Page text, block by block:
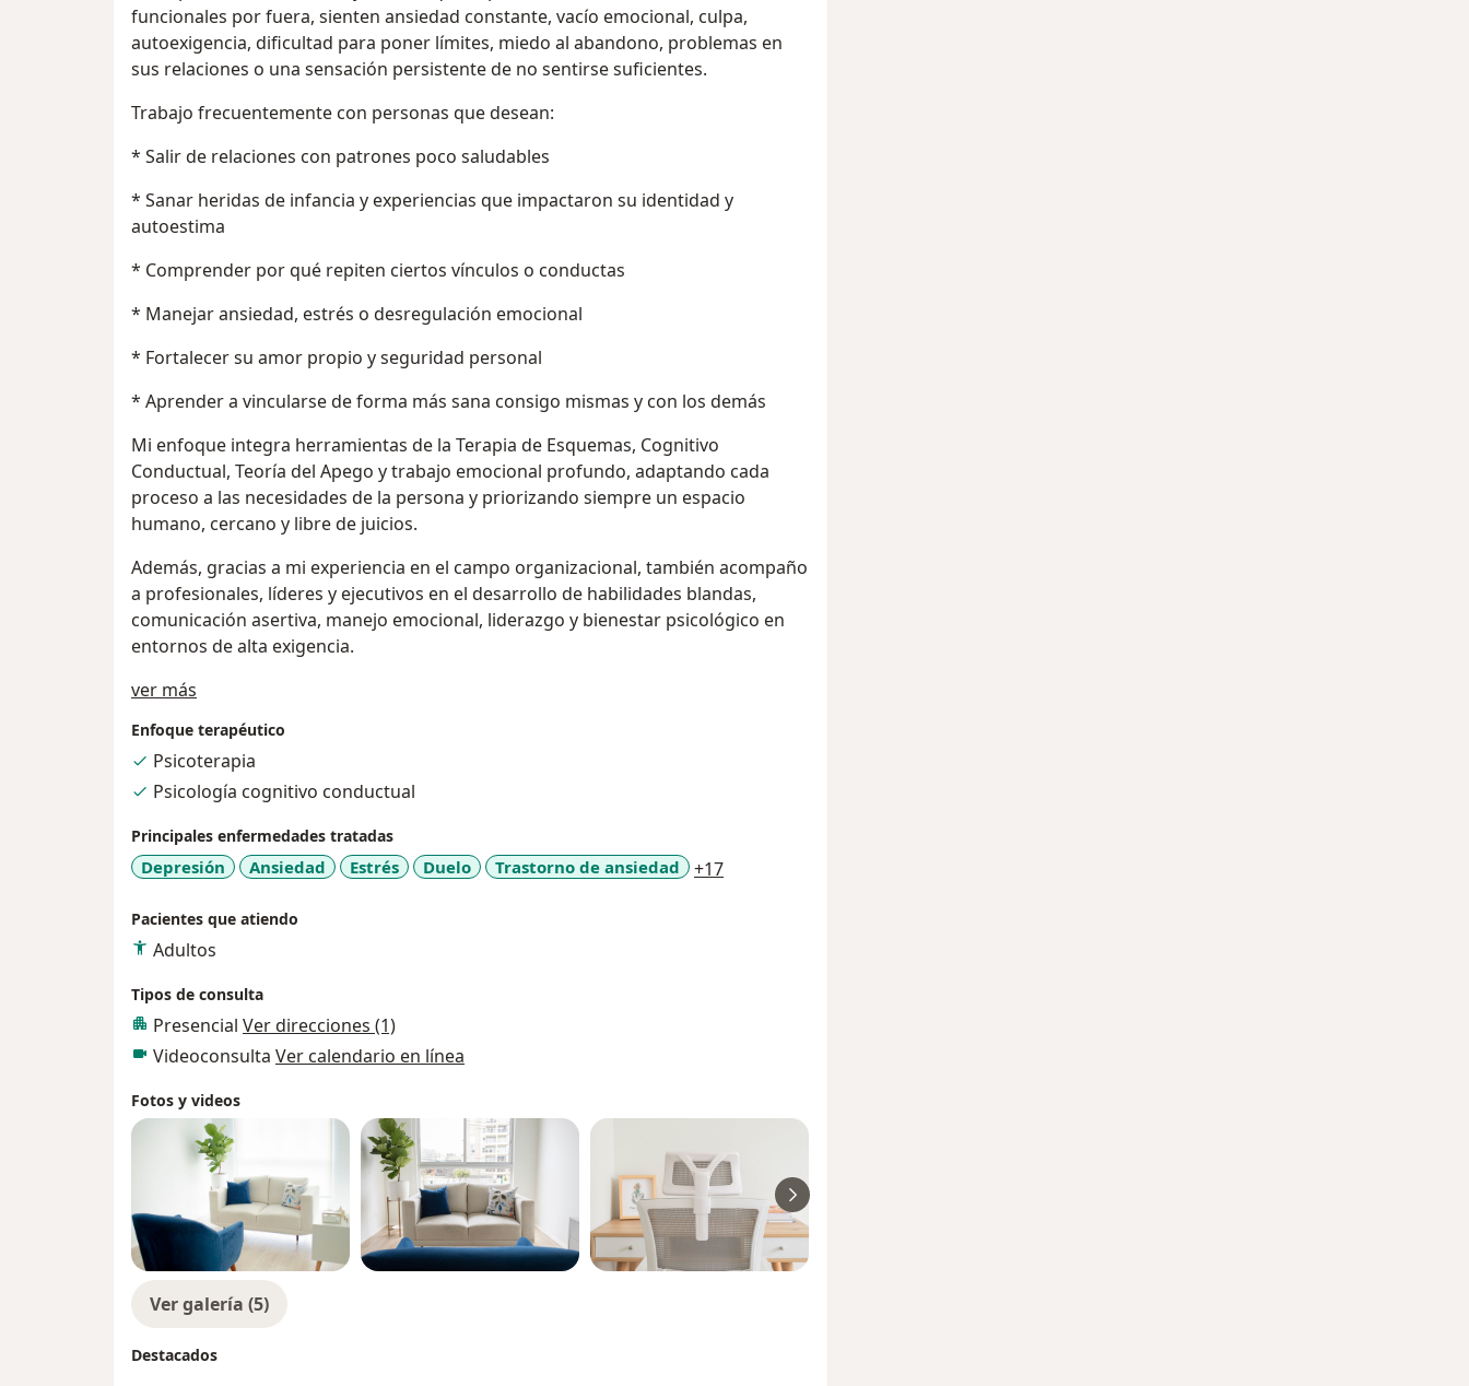
funcionales por fuera, sienten ansiedad constante, vacío emocional, culpa,
autoexigencia, dificultad para poner límites, miedo al abandono, problemas en
sus relaciones o una sensación persistente de no sentirse suficientes.
Trabajo frecuentemente con personas que desean:
* Salir de relaciones con patrones poco saludables
* Sanar heridas de infancia y experiencias que impactaron su identidad y
autoestima
* Comprender por qué repiten ciertos vínculos o conductas
* Manejar ansiedad, estrés o desregulación emocional
* Fortalecer su amor propio y seguridad personal
* Aprender a vincularse de forma más sana consigo mismas y con los demás
Mi enfoque integra herramientas de la Terapia de Esquemas, Cognitivo
Conductual, Teoría del Apego y trabajo emocional profundo, adaptando cada
proceso a las necesidades de la persona y priorizando siempre un espacio
humano, cercano y libre de juicios.
Además, gracias a mi experiencia en el campo organizacional, también acompaño
a profesionales, líderes y ejecutivos en el desarrollo de habilidades blandas,
comunicación asertiva, manejo emocional, liderazgo y bienestar psicológico en
entornos de alta exigencia.
ver más
Enfoque terapéutico
Psicoterapia
Psicología cognitivo conductual
Principales enfermedades tratadas
Depresión Ansiedad Estrés Duelo Trastorno de ansiedad +17a11y_sr_more_diseases
Pacientes que atiendo
Adultos
Tipos de consulta
Presencial Ver direcciones (1)
Videoconsulta Ver calendario en línea
Fotos y videos
Ver galería (5)
Destacados